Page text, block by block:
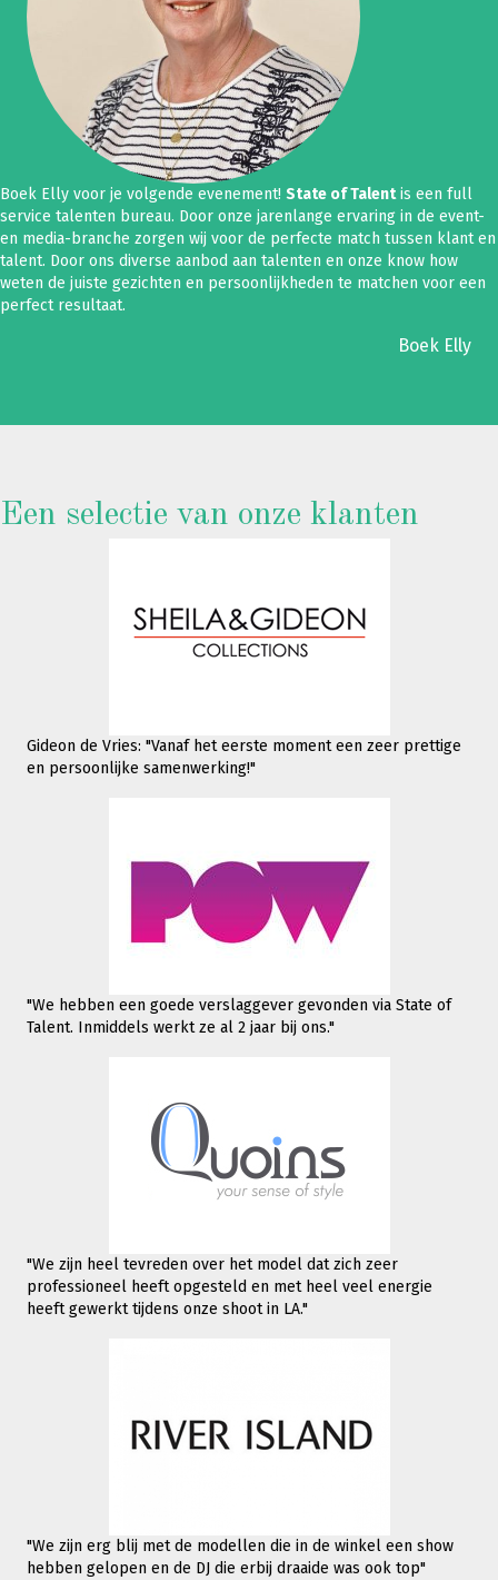
Boek Elly voor je volgende evenement! State of Talentis een full
service talenten bureau. Door onze jarenlange ervaring in de event-
en media-branche zorgen wij voor de perfecte match tussen klant en
talent. Door ons diverse aanbod aan talenten en onze know how
weten de juiste gezichten en persoonlijkheden te matchen voor een
perfect resultaat.
Boek Elly
Een selectie van onze klanten
Gideon de Vries: "Vanaf het eerste moment een zeer prettige
en persoonlijke samenwerking!"
"We hebben een goede verslaggever gevonden via State of
Talent. Inmiddels werktze al 2 jaar bij ons."
"We zijn heel tevreden over het model dat zich zeer
professioneel heeft opgesteld en met heel veel energie
heeft gewerkt tijdens onze shoot in LA."
"We zijn erg blij met de modellen die in de winkel een show
hebben gelopen en de DJ die erbij draaide was ook top"